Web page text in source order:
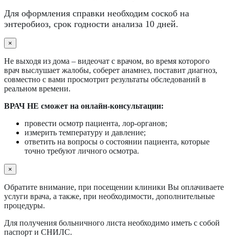
Для оформления справки необходим соскоб на
энтеробиоз, срок годности анализа 10 дней.
×
Не выходя из дома – видеочат с врачом, во время которого
врач выслушает жалобы, соберет анамнез, поставит диагноз,
совместно с вами просмотрит результаты обследований в
реальном времени.
ВРАЧ НЕ сможет на онлайн-консультации:
провести осмотр пациента, лор-органов;
измерить температуру и давление;
ответить на вопросы о состоянии пациента, которые
точно требуют личного осмотра.
×
Обратите внимание, при посещении клиники Вы оплачиваете
услуги врача, а также, при необходимости, дополнительные
процедуры.
Для получения больничного листа необходимо иметь с собой
паспорт и СНИЛС.